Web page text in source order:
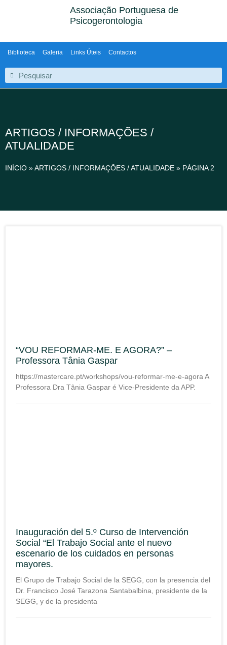
Associação Portuguesa de
Psicogerontologia
Biblioteca Galeria Links Úteis Contactos
ARTIGOS / INFORMAÇÕES /
ATUALIDADE
INÍCIO »ARTIGOS / INFORMAÇÕES / ATUALIDADE » PÁGINA 2
“VOU REFORMAR-ME. E AGORA?” –
Professora Tânia Gaspar
https://mastercare.pt/workshops/vou-reformar-me-e-agora A
Professora Dra Tânia Gaspar é Vice-Presidente da APP.
Inauguración del 5.º Curso de Intervención
Social “El Trabajo Social ante el nuevo
escenario de los cuidados en personas
mayores.
El Grupo de Trabajo Social de la SEGG, con la presencia del
Dr. Francisco José Tarazona Santabalbina, presidente de la
SEGG, y de la presidenta